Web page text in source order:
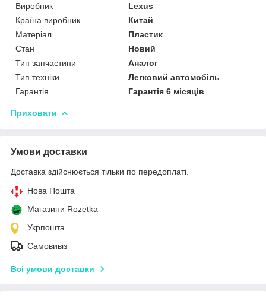
Виробник
Lexus
Країна виробник
Китай
Матеріал
Пластик
Стан
Новий
Тип запчастини
Аналог
Тип техніки
Легковий автомобіль
Гарантія
Гарантія 6 місяців
Приховати
Умови доставки
Доставка здійснюється тільки по передоплаті.
Нова Пошта
Магазини Rozetka
Укрпошта
Самовивіз
Всі умови доставки